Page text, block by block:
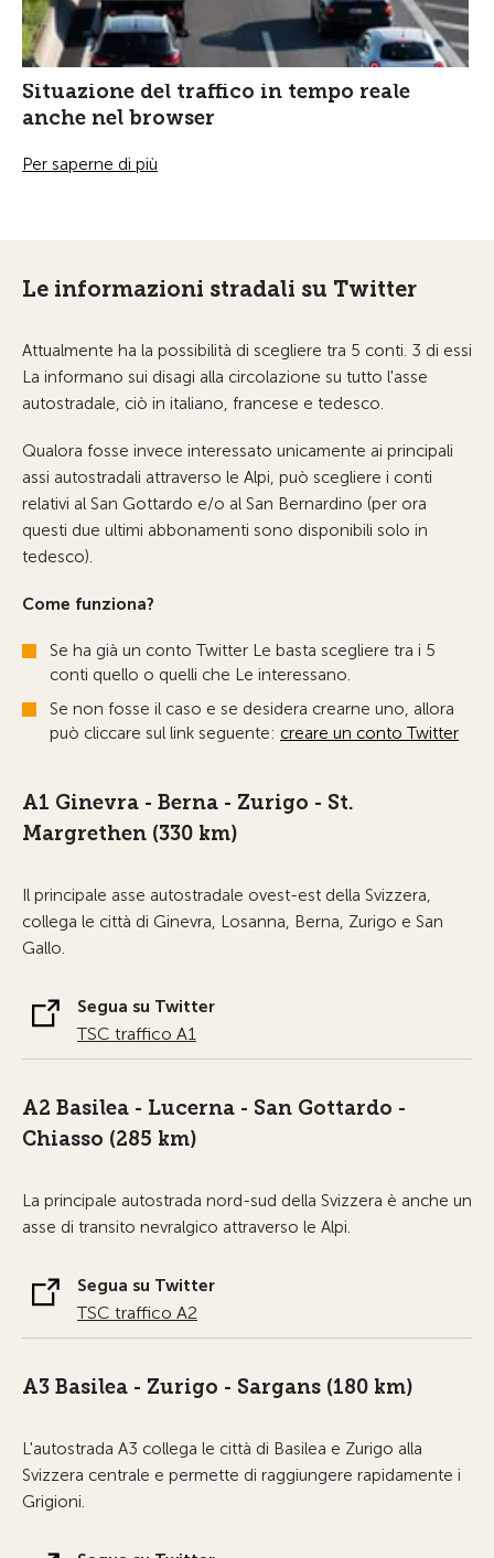
Situazione del traffico in tempo reale
anche nel browser
Per saperne di più
Le informazioni stradali su Twitter
Attualmente ha la possibilità di scegliere tra 5 conti. 3 di essi
La informano sui disagi alla circolazione su tutto l'asse
autostradale, ciò in italiano, francese e tedesco.
Qualora fosse invece interessato unicamente ai principali
assi autostradali attraverso le Alpi, può scegliere i conti
relativi al San Gottardo e/o al San Bernardino (per ora
questi due ultimi abbonamenti sono disponibili solo in
tedesco).
Come funziona?
Se ha già un conto Twitter Le basta scegliere tra i 5
conti quello o quelli che Le interessano.
Se non fosse il caso e se desidera crearne uno, allora
può cliccare sul link seguente: creare un conto Twitter
A1 Ginevra - Berna - Zurigo - St.
Margrethen (330 km)
Il principale asse autostradale ovest-est della Svizzera,
collega le città di Ginevra, Losanna, Berna, Zurigo e San
Gallo.
Segua su Twitter
TSC traffico A1
A2 Basilea - Lucerna - San Gottardo -
Chiasso (285 km)
La principale autostrada nord-sud della Svizzera è anche un
asse di transito nevralgico attraverso le Alpi.
Segua su Twitter
TSC traffico A2
A3 Basilea - Zurigo - Sargans (180 km)
L'autostrada A3 collega le città di Basilea e Zurigo alla
Svizzera centrale e permette di raggiungere rapidamente i
Grigioni.